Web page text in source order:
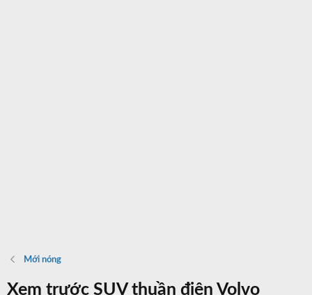
Mới nóng
Xem trước SUV thuần điện Volvo